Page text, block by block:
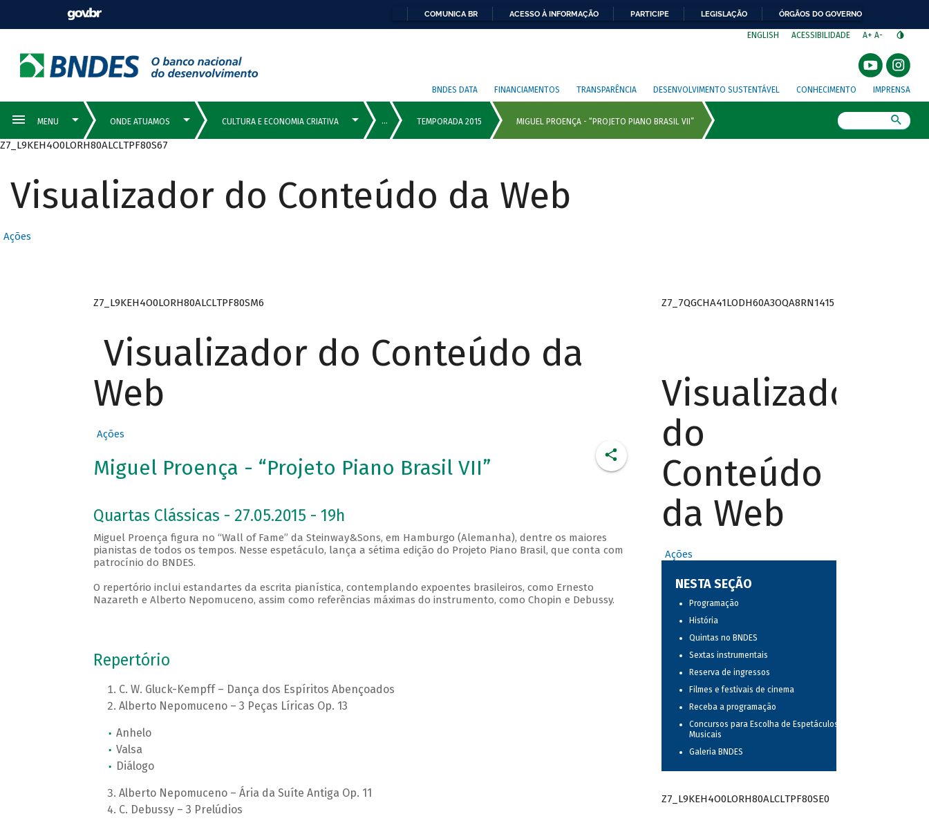
COMUNICA BR ACESSO À INFORMAÇÃO PARTICIPE LEGISLAÇÃO ÓRGÃOS DO GOVERNO
ENGLISH ACESSIBILIDADE A+ A-
BNDES DATA FINANCIAMENTOS TRANSPARÊNCIA DESENVOLVIMENTO SUSTENTÁVEL CONHECIMENTO IMPRENSA
Z7_L9KEH4O0LORH80ALCLTPF80S67
Visualizador do Conteúdo da Web
Ações
Z7_L9KEH4O0LORH80ALCLTPF80SM6
Visualizador do Conteúdo da
Web
Ações
Miguel Proença - “Projeto Piano Brasil VII”
Quartas Clássicas - 27.05.2015 - 19h
Miguel Proença figura no “Wall of Fame” da Steinway&Sons, em Hamburgo (Alemanha), dentre os maiores
pianistas de todos os tempos. Nesse espetáculo, lança a sétima edição do Projeto Piano Brasil, que conta com
patrocínio do BNDES.
O repertório inclui estandartes da escrita pianística, contemplando expoentes brasileiros, como Ernesto
Nazareth e Alberto Nepomuceno, assim como referências máximas do instrumento, como Chopin e Debussy.
Repertório
C. W. Gluck-Kempff – Dança dos Espíritos Abençoados
Alberto Nepomuceno – 3 Peças Líricas Op. 13
Anhelo
Valsa
Diálogo
Alberto Nepomuceno – Ária da Suíte Antiga Op. 11
C. Debussy – 3 Prelúdios
Z7_7QGCHA41LODH60A3OQA8RN1415
Visualizador
do
Conteúdo
da Web
Ações
NESTA SEÇÃO
Programação
História
Quintas no BNDES
Sextas instrumentais
Reserva de ingressos
Filmes e festivais de cinema
Receba a programação
Concursos para Escolha de Espetáculos
Musicais
Galeria BNDES
Z7_L9KEH4O0LORH80ALCLTPF80SE0